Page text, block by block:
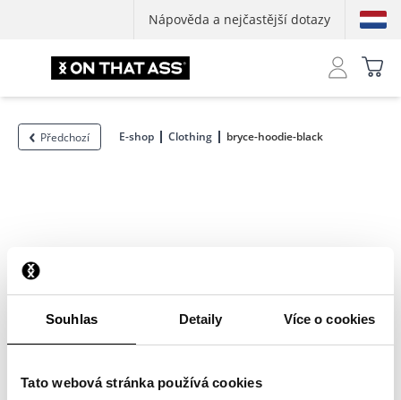
Souhlas Detaily Více o cookies
Tato webová stránka používá cookies
Nápověda a nejčastější dotazy
Předchozí E-shop Clothing bryce-hoodie-black